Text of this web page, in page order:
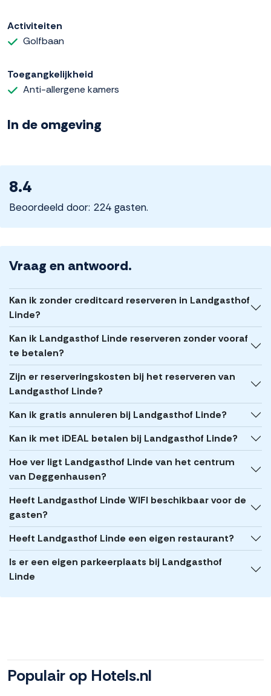
Activiteiten
Golfbaan
Toegangkelijkheid
Anti-allergene kamers
In de omgeving
8.4
Beoordeeld door: 224 gasten.
Vraag en antwoord.
Kan ik zonder creditcard reserveren in Landgasthof
Linde?
Kan ik Landgasthof Linde reserveren zonder vooraf
te betalen?
Zijn er reserveringskosten bij het reserveren van
Landgasthof Linde?
Kan ik gratis annuleren bij Landgasthof Linde?
Kan ik met iDEAL betalen bij Landgasthof Linde?
Hoe ver ligt Landgasthof Linde van het centrum
van Deggenhausen?
Heeft Landgasthof Linde WIFI beschikbaar voor de
gasten?
Heeft Landgasthof Linde een eigen restaurant?
Is er een eigen parkeerplaats bij Landgasthof
Linde
Populair op Hotels.nl